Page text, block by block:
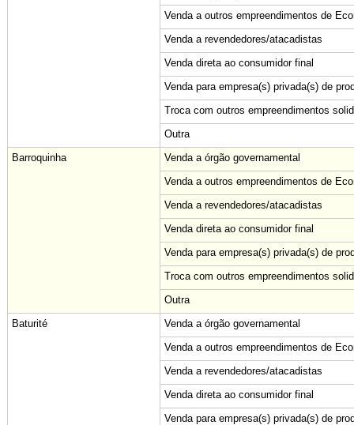
Venda a outros empreendimentos de
Venda a revendedores/atacadistas
Venda direta ao consumidor final
Venda para empresa(s) privada(s) de
Troca com outros empreendimentos
Outra
Barroquinha
Venda a órgão governamental
Venda a outros empreendimentos de
Venda a revendedores/atacadistas
Venda direta ao consumidor final
Venda para empresa(s) privada(s) de
Troca com outros empreendimentos
Outra
Baturité
Venda a órgão governamental
Venda a outros empreendimentos de
Venda a revendedores/atacadistas
Venda direta ao consumidor final
Venda para empresa(s) privada(s) de